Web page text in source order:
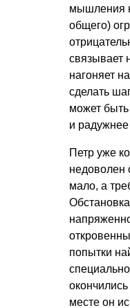
мышления
общего)
связывает
нагоняет
сделать
может
и
Петр уже
недоволен
мало, а
попытки
месте он